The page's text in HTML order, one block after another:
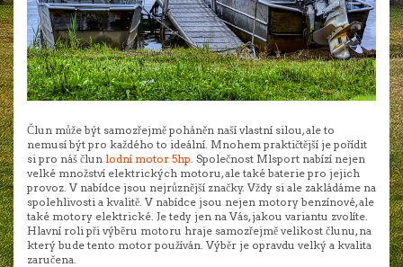
Člun může být samozřejmě poháněn naší vlastní silou, ale to
nemusí být pro každého to ideální. Mnohem praktičtější je pořídit
si pro náš člun lodní motor 5hp . Společnost Mlsport nabízí nejen
velké množství elektrických motoru, ale také baterie pro jejich
provoz. V nabídce jsou nejrůznější značky. Vždy si ale zakládáme na
spolehlivosti a kvalitě. V nabídce jsou nejen motory benzínové, ale
také motory elektrické. Je tedy jen na Vás, jakou variantu zvolíte.
Hlavní roli při výběru motoru hraje samozřejmě velikost člunu, na
který bude tento motor používán. Výběr je opravdu velký a kvalita
zaručena.